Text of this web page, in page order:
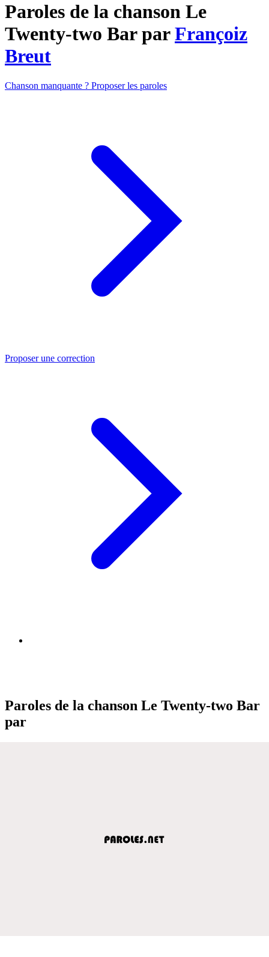
Paroles de la chanson Le
Twenty-two Bar parFrançoiz
Breut
Chanson manquante ? Proposer les paroles
Proposer une correction
Paroles de la chanson Le Twenty-two Bar
par